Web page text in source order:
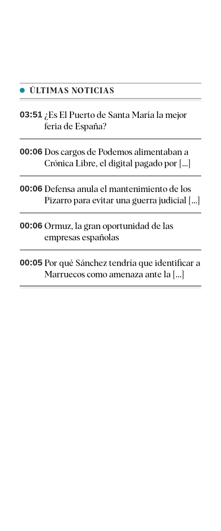
ÚLTIMAS NOTICIAS
03:51 ¿Es El Puerto de Santa María la mejor
feria de España?
00:06 Dos cargos de Podemos alimentaban a
Crónica Libre, el digital pagado por [...]
00:06 Defensa anula el mantenimiento de los
Pizarro para evitar una guerra judicial [...]
00:06 Ormuz, la gran oportunidad de las
empresas españolas
00:05 Por qué Sánchez tendría que identificar a
Marruecos como amenaza ante la [...]